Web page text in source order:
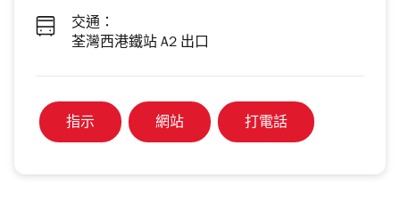
交通：
荃灣西港鐵站 A2 出口
指示 網站 打電話